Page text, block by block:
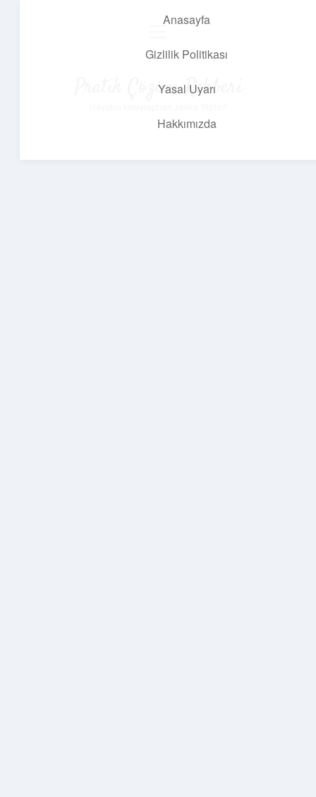
Anasayfa
Gizlilik Politikası
Yasal Uyarı
Hakkımızda
Pratik Çözüm Rehberi